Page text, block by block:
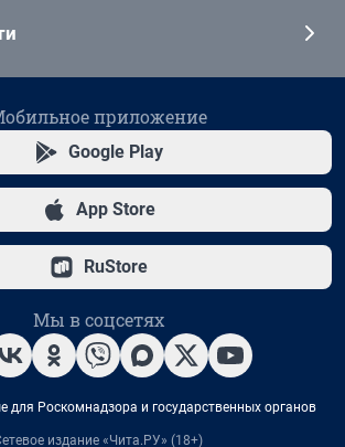
приложение
Google Play
App Store
RuStore
Мы в соцсетях
для Роскомнадзора и государственных органов
издание «Чита.РУ» (18+)